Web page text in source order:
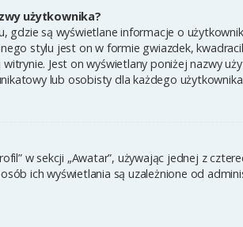
użytkownika?
gdzie są wyświetlane informacje o
stylu jest on w formie gwiazdek,
Jest on wyświetlany poniżej nazwy
lub osobisty dla każdego użytkownika.
w sekcji „Awatar”, używając jednej z
ich wyświetlania są uzależnione od